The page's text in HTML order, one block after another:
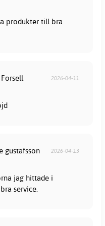
produkter till bra
2026-04-11
gustafsson 2026-04-13
jag hittade i
service.